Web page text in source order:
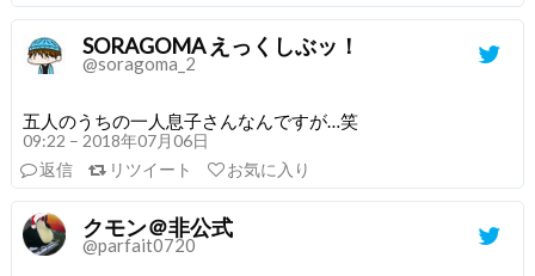
SORAGOMA えっくしぶッ！
@soragoma_2
五人のうちの一人息子さんなんですが…笑
09:22 – 2018年07月06日
返信
リツイート お気に入り
クモン＠非公式
@parfait0720